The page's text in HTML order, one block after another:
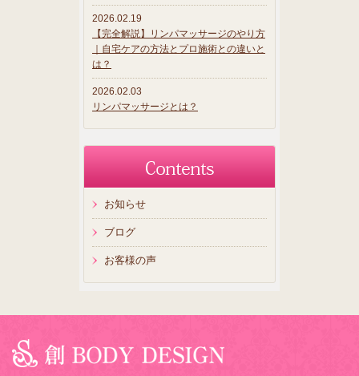
2026.02.19
【完全解説】リンパマッサージのやり方
｜自宅ケアの方法とプロ施術との違いと
は？
2026.02.03
リンパマッサージとは？
お知らせ
ブログ
お客様の声